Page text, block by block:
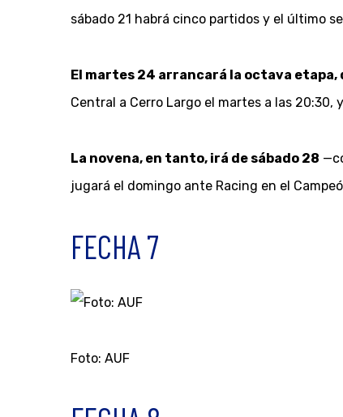
sábado 21 habrá cinco partidos y el último
El martes 24 arrancará la octava
Central a Cerro Largo el martes a las 20:30, y
La novena, en tanto, irá de sábado 28
jugará el domingo ante Racing en el
FECHA 7
Foto: AUF